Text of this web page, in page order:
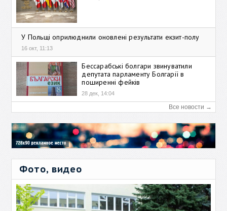
У Польщі оприлюднили оновлені результати екзит-полу
16 окт, 11:13
Бессарабські болгари звинуватили
депутата парламенту Болгарії в
поширенні фейків
28 дек, 14:04
Все новости →
Фото, видео